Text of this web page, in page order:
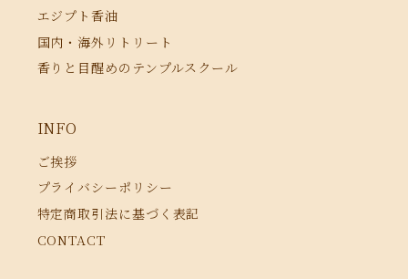
エジプト香油
国内・海外リトリート
香りと目醒めのテンプルスクール
INFO
ご挨拶
プライバシーポリシー
特定商取引法に基づく表記
CONTACT